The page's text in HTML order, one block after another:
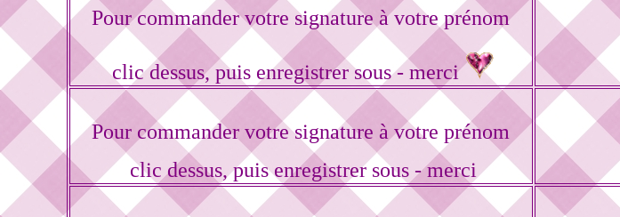
Pour commander votre signature à votre prénom
clic dessus, puis enregistrer sous - merci
Pour commander votre signature à votre prénom
clic dessus, puis enregistrer sous - merci